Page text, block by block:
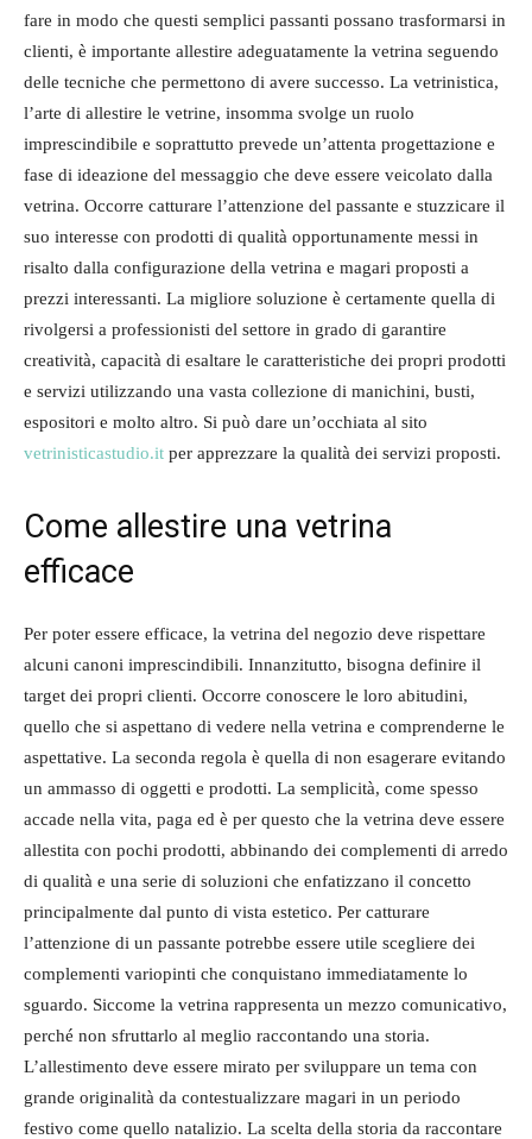
fare in modo che questi semplici passanti possano trasformarsi in
clienti, è importante allestire adeguatamente la vetrina seguendo
delle tecniche che permettono di avere successo. La vetrinistica,
l’arte di allestire le vetrine, insomma svolge un ruolo
imprescindibile e soprattutto prevede un’attenta progettazione e
fase di ideazione del messaggio che deve essere veicolato dalla
vetrina. Occorre catturare l’attenzione del passante e stuzzicare il
suo interesse con prodotti di qualità opportunamente messi in
risalto dalla configurazione della vetrina e magari proposti a
prezzi interessanti. La migliore soluzione è certamente quella di
rivolgersi a professionisti del settore in grado di garantire
creatività, capacità di esaltare le caratteristiche dei propri prodotti
e servizi utilizzando una vasta collezione di manichini, busti,
espositori e molto altro. Si può dare un’occhiata al sito
vetrinisticastudio.it per apprezzare la qualità dei servizi proposti.
Come allestire una vetrina
efficace
Per poter essere efficace, la vetrina del negozio deve rispettare
alcuni canoni imprescindibili. Innanzitutto, bisogna definire il
target dei propri clienti. Occorre conoscere le loro abitudini,
quello che si aspettano di vedere nella vetrina e comprenderne le
aspettative. La seconda regola è quella di non esagerare evitando
un ammasso di oggetti e prodotti. La semplicità, come spesso
accade nella vita, paga ed è per questo che la vetrina deve essere
allestita con pochi prodotti, abbinando dei complementi di arredo
di qualità e una serie di soluzioni che enfatizzano il concetto
principalmente dal punto di vista estetico. Per catturare
l’attenzione di un passante potrebbe essere utile scegliere dei
complementi variopinti che conquistano immediatamente lo
sguardo. Siccome la vetrina rappresenta un mezzo comunicativo,
perché non sfruttarlo al meglio raccontando una storia.
L’allestimento deve essere mirato per sviluppare un tema con
grande originalità da contestualizzare magari in un periodo
festivo come quello natalizio. La scelta della storia da raccontare